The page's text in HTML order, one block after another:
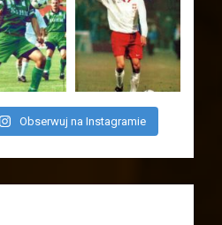
Obserwuj na Instagramie